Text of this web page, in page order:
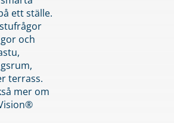
ett ställe.
och
terrass.
mer om